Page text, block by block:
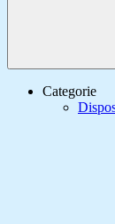
Categorie